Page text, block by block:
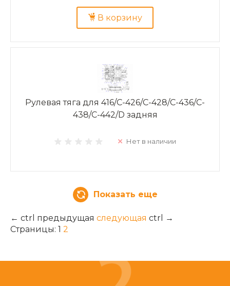
В корзину
Рулевая тяга для 416/C-426/C-428/C-436/C-
438/C-442/D задняя
Нет в наличии
Показать еще
← ctrl предыдущая следующая ctrl
→
Страницы: 1 2